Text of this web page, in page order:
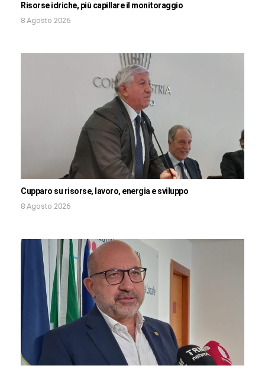
Risorse idriche, più capillare il monitoraggio
8 Agosto 2026
Cupparo su risorse, lavoro, energia e sviluppo
8 Agosto 2026